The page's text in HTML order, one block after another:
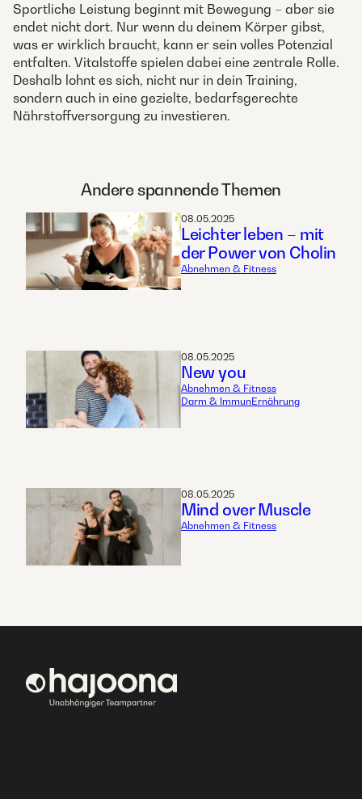
Sportliche Leistung beginnt mit Bewegung – aber sie
endet nicht dort. Nur wenn du deinem Körper gibst,
was er wirklich braucht, kann er sein volles Potenzial
entfalten. Vitalstoffe spielen dabei eine zentrale Rolle.
Deshalb lohnt es sich, nicht nur in dein Training,
sondern auch in eine gezielte, bedarfsgerechte
Nährstoffversorgung zu investieren.
Andere spannende Themen
08.05.2025
Leichter leben – mit
der Power von Cholin
Abnehmen & Fitness
08.05.2025
New you
Abnehmen & Fitness
Darm & ImmunErnährung
08.05.2025
Mind over Muscle
Abnehmen & Fitness